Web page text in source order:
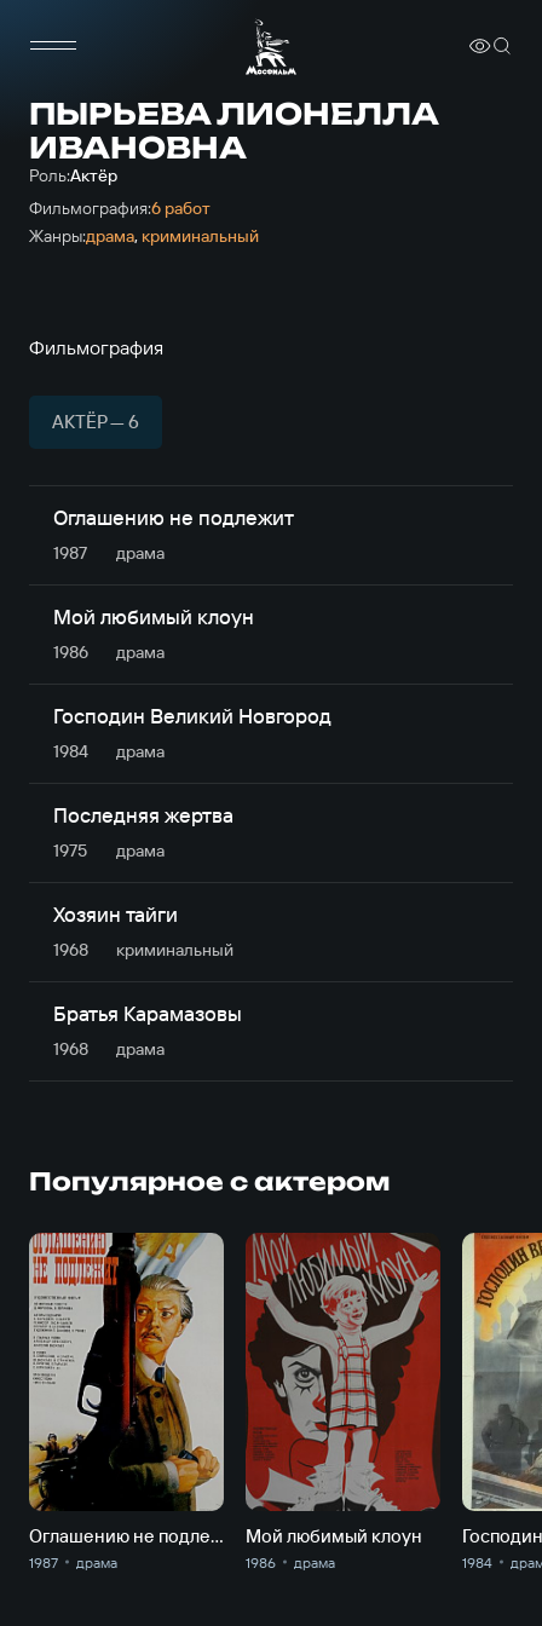
ПЫРЬЕВА ЛИОНЕЛЛА
ИВАНОВНА
Роль:Актёр
Фильмография:6 работ
Жанры:драма, криминальный
Фильмография
АКТЁР — 6
Оглашению не подлежит
1987 драма
Мой любимый клоун
1986 драма
Господин Великий Новгород
1984 драма
Последняя жертва
1975 драма
Хозяин тайги
1968 криминальный
Братья Карамазовы
1968 драма
Популярное с актером
Оглашению не подлежит
1987 драма
Мой любимый клоун
1986 драма 1984